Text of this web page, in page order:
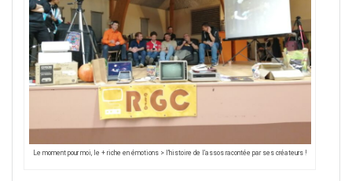
Le moment pour moi, le + riche en émotions > l’histoire de l’assos racontée par ses créateurs !